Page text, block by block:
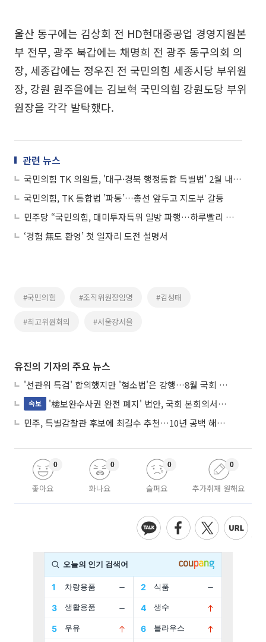
울산 동구에는 김상회 전 HD현대중공업 경영지원본
부 전무, 광주 북갑에는 채명희 전 광주 동구의회 의
장, 세종갑에는 정우진 전 국민의힘 세종시당 부위원
장, 강원 원주을에는 김보혁 국민의힘 강원도당 부위
원장을 각각 발탁했다.
관련 뉴스
국민의힘 TK 의원들, '대구·경북 행정통합 특별법' 2월 내 처리 추진
국민의힘, TK 통합법 ’파동’…총선 앞두고 지도부 갈등
민주당 “국민의힘, 대미투자특위 일방 파행…하루빨리 제자리로”
‘경험 無도 환영’ 첫 일자리 도전 설명서
#국민의힘 #조직위원장임명 #김성태
#최고위원회의 #서울강서을
유진의 기자의 주요 뉴스
'선관위 특검' 합의했지만 '형소법'은 강행…8월 국회 '입법 2차전' 예고
속보
'檢보완수사권 완전 폐지' 법안, 국회 본회의서 민주당 주도 통과
민주, 특별감찰관 후보에 최길수 추천…10년 공백 해소 속도
좋아요
0
화나요
0
슬퍼요
0
추가취재 원해요
0